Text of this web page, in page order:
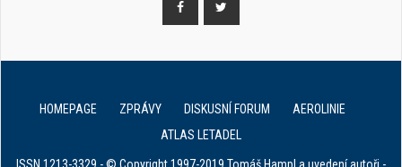
HOMEPAGE ZPRÁVY DISKUSNÍ FORUM
AEROLINIE
ATLAS LETADEL
ISSN 1213-3329 - © Copyright 1997-2019 Tomáš Hampl a uvedení autoři -